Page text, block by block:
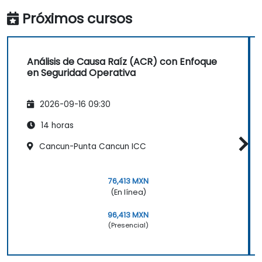
Próximos cursos
Análisis de Causa Raíz (ACR) con Enfoque
en Seguridad Operativa
2026-09-16 09:30
14 horas
Cancun-Punta Cancun ICC
76,413 MXN
(En línea)
96,413 MXN
(Presencial)